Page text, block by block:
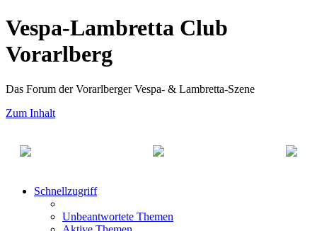
Vespa-Lambretta Club
Vorarlberg
Das Forum der Vorarlberger Vespa- & Lambretta-Szene
Zum Inhalt
Schnellzugriff
Unbeantwortete Themen